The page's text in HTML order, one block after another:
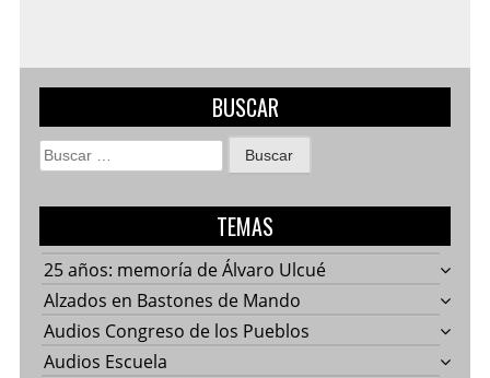
BUSCAR
Buscar:
TEMAS
25 años: memoría de Álvaro Ulcué
Alzados en Bastones de Mando
Audios Congreso de los Pueblos
Audios Escuela